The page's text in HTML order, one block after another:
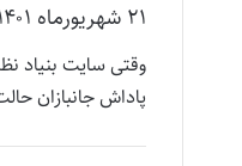
۲۱ شهریور‌ماه ۱۴۰۱ در ۹:۴۶ ب.ظ
وقتی سایت بنیاد
پاداش جانبازان